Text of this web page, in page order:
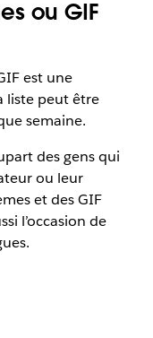
ou GIF
est une
liste peut être
semaine.
des gens qui
ou leur
et des GIF
l’occasion de